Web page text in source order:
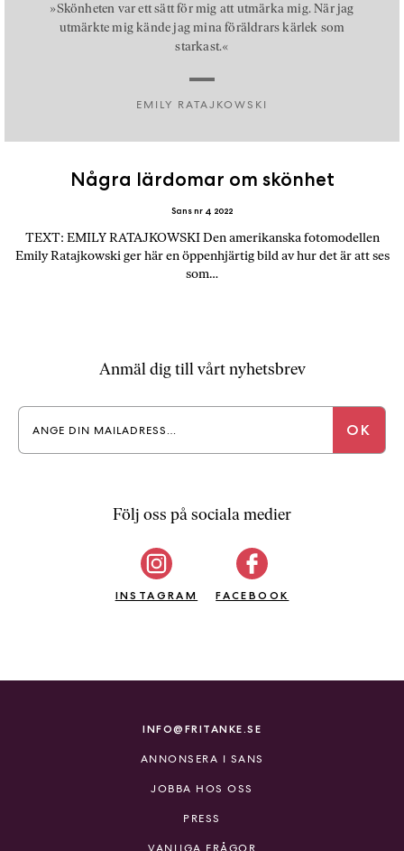
»Skönheten var ett sätt för mig att utmärka mig. När jag
utmärkte mig kände jag mina föräldrars kärlek som
starkast.«
EMILY RATAJKOWSKI
Några lärdomar om skönhet
Sans nr 4 2022
TEXT: EMILY RATAJKOWSKI Den amerikanska fotomodellen
Emily Ratajkowski ger här en öppenhjärtig bild av hur det är att ses
som…
Anmäl dig till vårt nyhetsbrev
Följ oss på sociala medier
INSTAGRAM FACEBOOK
INFO@FRITANKE.SE
ANNONSERA I SANS
JOBBA HOS OSS
PRESS